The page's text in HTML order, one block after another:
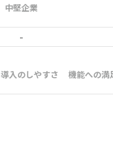
中堅企業
-
導入のしやすさ 機能への満